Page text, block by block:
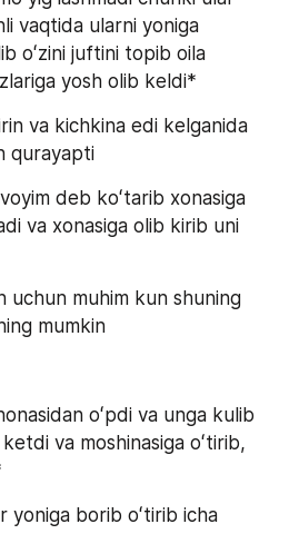
vaqtida ularni yoniga
oʻzini juftini topib oila
yosh olib keldi*
va kichkina edi kelganida
qurayapti
deb koʻtarib xonasiga
va xonasiga olib kirib uni
uchun muhim kun shuning
mumkin
oʻpdi va unga kulib
va moshinasiga oʻtirib,
yoniga borib oʻtirib icha